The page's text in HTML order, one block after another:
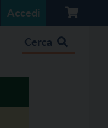
Accedi
Cerca